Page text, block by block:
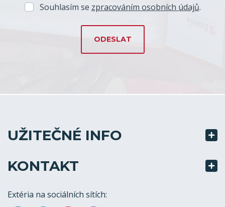
Souhlasím se zpracováním osobních údajů.
UŽITEČNÉ INFO
KONTAKT
Extéria na sociálních sítích: